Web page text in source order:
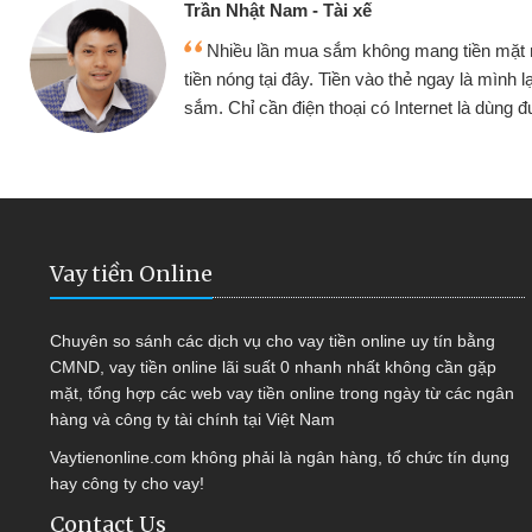
Trần Nhật Nam - Tài xế
Nhiều lần mua sắm không mang tiền
tiền nóng tại đây. Tiền vào thẻ ngay là mình
sắm. Chỉ cần điện thoại có Internet là dùng
Vay tiền Online
Chuyên so sánh các dịch vụ cho vay tiền online uy tín bằng
CMND, vay tiền online lãi suất 0 nhanh nhất không cần gặp
mặt, tổng hợp các web vay tiền online trong ngày từ các ngân
hàng và công ty tài chính tại Việt Nam
Vaytienonline.com không phải là ngân hàng, tổ chức tín dụng
hay công ty cho vay!
Contact Us